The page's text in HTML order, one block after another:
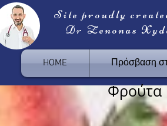
Site proudly
Dr Zenonas
HOME Πρόσβαση
Φρούτα